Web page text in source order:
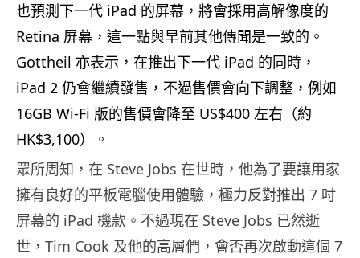
也預測下一代 iPad 的屏幕，將會採用高解像度的
Retina 屏幕，這一點與早前其他傳聞是一致的。
Gottheil 亦表示，在推出下一代 iPad 的同時，
iPad 2 仍會繼續發售，不過售價會向下調整，例如
16GB Wi-Fi 版的售價會降至 US$400 左右（約
HK$3,100）。
眾所周知，在 Steve Jobs 在世時，他為了要讓用家
擁有良好的平板電腦使用體驗，極力反對推出 7 吋
屏幕的 iPad 機款。不過現在 Steve Jobs 已然逝
世，Tim Cook 及他的高層們，會否再次啟動這個 7